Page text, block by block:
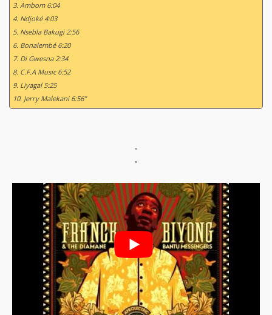
3. Ambom 6:04
4. Ndjoké 4:03
5. Nsebla Bakugi 2:56
6. Bonalembé 6:20
7. Di Gwesna 2:34
8. C.F.A Music 6:52
9. Liyagal 5:25
10. Jerry Malekani 6:56”
"
"